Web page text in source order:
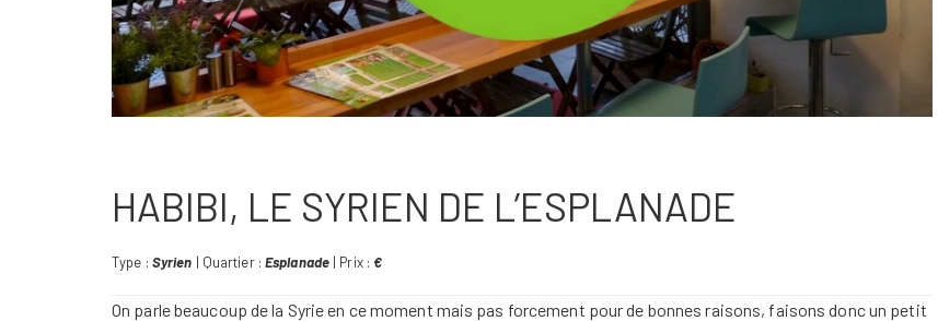
HABIBI, LE SYRIEN DE L’ESPLANADE
Type : Syrien | Quartier : Esplanade | Prix :€
On parle beaucoup de la Syrie en ce moment mais pas forcement pour de bonnes raisons, faisons donc un petit